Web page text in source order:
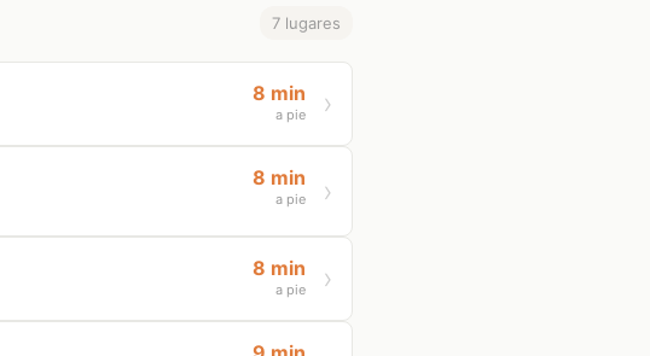
7 lugares
8 min
a pie
8 min
a pie
8 min
a pie